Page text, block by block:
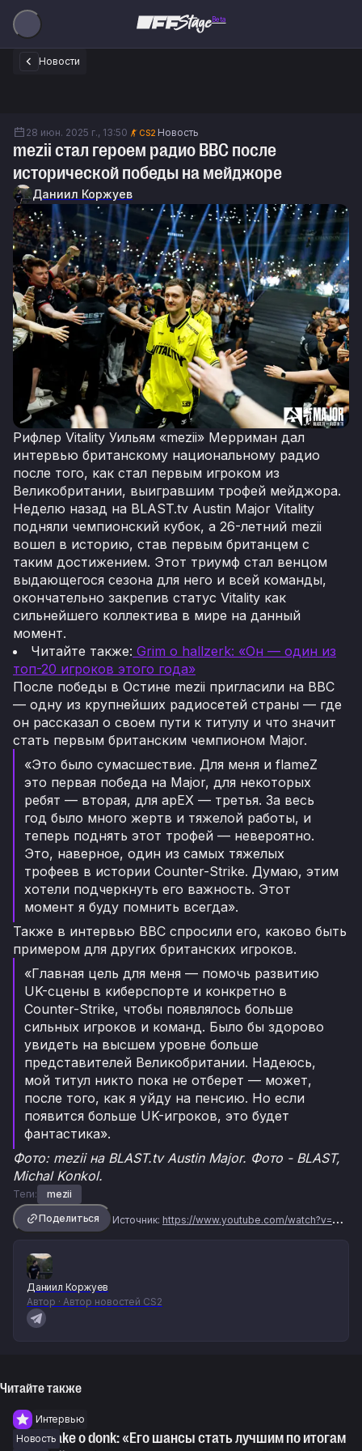
Beta
Новости
28 июн. 2025 г., 13:50 CS2 Новость
mezii стал героем радио BBC после
исторической победы на мейджоре
Даниил Коржуев
Рифлер Vitality Уильям «mezii» Мерриман дал
интервью британскому национальному радио
после того, как стал первым игроком из
Великобритании, выигравшим трофей мейджора.
Неделю назад на BLAST.tv Austin Major Vitality
подняли чемпионский кубок, а 26-летний mezii
вошел в историю, став первым британцем с
таким достижением. Этот триумф стал венцом
выдающегося сезона для него и всей команды,
окончательно закрепив статус Vitality как
сильнейшего коллектива в мире на данный
момент.
Читайте также: Grim о hallzerk: «Он — один из
топ-20 игроков этого года»
После победы в Остине mezii пригласили на BBC
— одну из крупнейших радиосетей страны — где
он рассказал о своем пути к титулу и что значит
стать первым британским чемпионом Major.
«Это было сумасшествие. Для меня и flameZ
это первая победа на Major, для некоторых
ребят — вторая, для apEX — третья. За весь
год было много жертв и тяжелой работы, и
теперь поднять этот трофей — невероятно.
Это, наверное, один из самых тяжелых
трофеев в истории Counter-Strike. Думаю, этим
хотели подчеркнуть его важность. Этот
момент я буду помнить всегда».
Также в интервью BBC спросили его, каково быть
примером для других британских игроков.
«Главная цель для меня — помочь развитию
UK-сцены в киберспорте и конкретно в
Counter-Strike, чтобы появлялось больше
сильных игроков и команд. Было бы здорово
увидеть на высшем уровне больше
представителей Великобритании. Надеюсь,
мой титул никто пока не отберет — может,
после того, как я уйду на пенсию. Но если
появится больше UK-игроков, это будет
фантастика».
Фото: mezii на BLAST.tv Austin Major. Фото - BLAST,
Michal Konkol.
Теги:
mezii
Поделиться
Источник: https://www.youtube.com/watch?v=Umb_isH7eT8
Даниил Коржуев
Автор · Автор новостей CS2
Читайте также
Интервью
Mauisnake о donk: «Его шансы стать лучшим по итогам
Новость